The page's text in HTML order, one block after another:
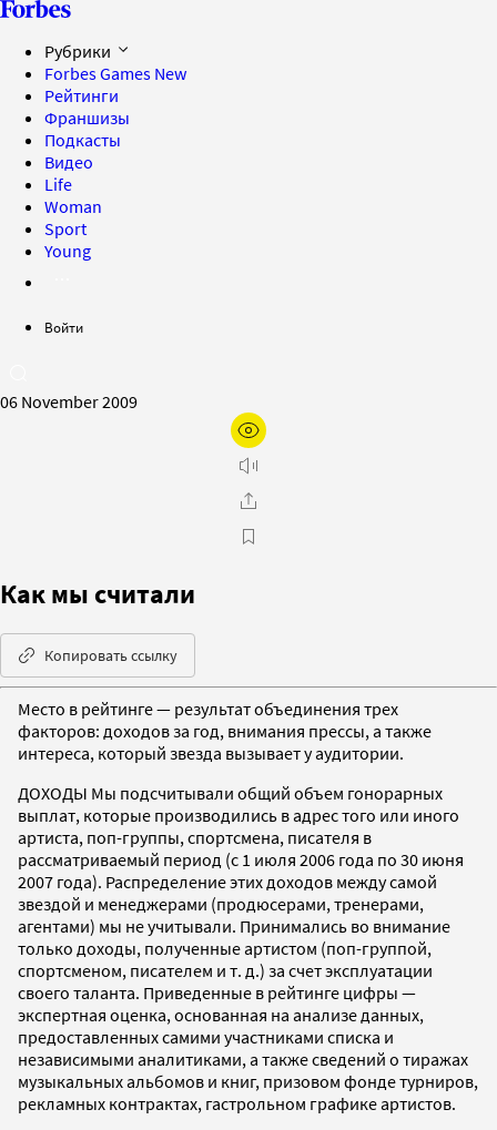
Рубрики
Forbes Games New
Рейтинги
Франшизы
Подкасты
Видео
Life
Woman
Sport
Young
Войти
06 November 2009
Как мы считали
Копировать ссылку
Место в рейтинге — результат объединения трех
факторов: доходов за год, внимания прессы, а также
интереса, который звезда вызывает у аудитории.
ДОХОДЫ Мы подсчитывали общий объем гонорарных
выплат, которые производились в адрес того или иного
артиста, поп-группы, спортсмена, писателя в
рассматриваемый период (с 1 июля 2006 года по 30 июня
2007 года). Распределение этих доходов между самой
звездой и менеджерами (продюсерами, тренерами,
агентами) мы не учитывали. Принимались во внимание
только доходы, полученные артистом (поп-группой,
спортсменом, писателем и т. д.) за счет эксплуатации
своего таланта. Приведенные в рейтинге цифры —
экспертная оценка, основанная на анализе данных,
предоставленных самими участниками списка и
независимыми аналитиками, а также сведений о тиражах
музыкальных альбомов и книг, призовом фонде турниров,
рекламных контрактах, гастрольном графике артистов.